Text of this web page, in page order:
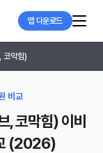
앱 다운로드
코막힘)
비교
, 코막힘) 이비
(2026)